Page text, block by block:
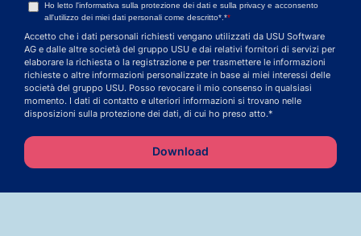
Ho letto l'informativa sulla protezione dei dati e sulla privacy e acconsento
all'utilizzo dei miei dati personali come descritto*.**
Accetto che i dati personali richiesti vengano utilizzati da USU Software
AG e dalle altre società del gruppo USU e dai relativi fornitori di servizi per
elaborare la richiesta o la registrazione e per trasmettere le informazioni
richieste o altre informazioni personalizzate in base ai miei interessi delle
società del gruppo USU. Posso revocare il mio consenso in qualsiasi
momento. I dati di contatto e ulteriori informazioni si trovano nelle
disposizioni sulla protezione dei dati, di cui ho preso atto.*